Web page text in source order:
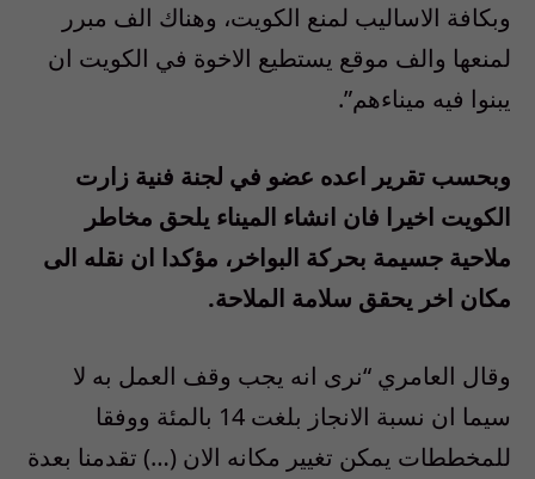
وبكافة الاساليب لمنع الكويت، وهناك الف مبرر
لمنعها والف موقع يستطيع الاخوة في الكويت ان
يبنوا فيه ميناءهم”.
وبحسب تقرير اعده عضو في لجنة فنية زارت
الكويت اخيرا فان انشاء الميناء يلحق مخاطر
ملاحية جسيمة بحركة البواخر، مؤكدا ان نقله الى
مكان اخر يحقق سلامة الملاحة.
وقال العامري “نرى انه يجب وقف العمل به لا
سيما ان نسبة الانجاز بلغت 14 بالمئة ووفقا
للمخططات يمكن تغيير مكانه الان (…) تقدمنا بعدة